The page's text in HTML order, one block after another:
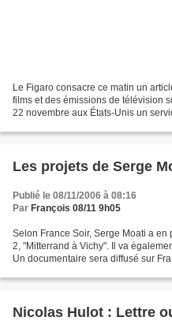
Le Figaro consacre ce matin un
films et des émissions de télévision
22 novembre aux États-Unis un
Les projets de Serge
Publié le 08/11/2006 à 08:16
Par François 08/11 9h05
Selon France Soir, Serge Moati a
2, "Mitterrand à Vichy". Il va
Un documentaire sera diffusé sur
Nicolas Hulot : Lettre